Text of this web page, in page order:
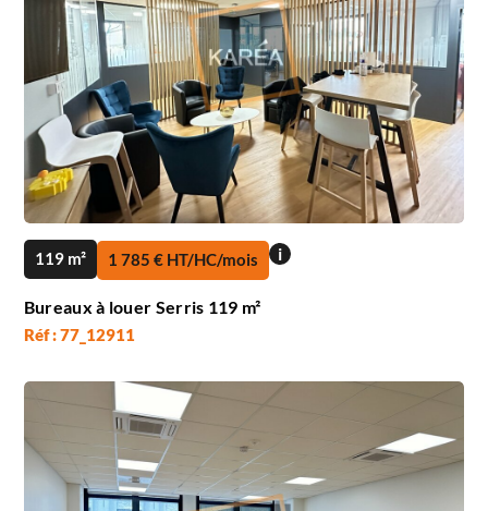
119 m² 1 785 € HT/HC/mois i
Bureaux à louer Serris 119 m²
Réf : 77_12911